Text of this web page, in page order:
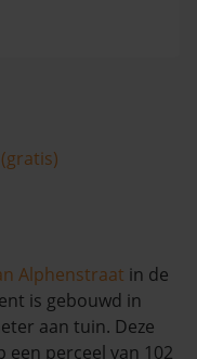
Alphenstraat in de
is gebouwd in
aan tuin. Deze
perceel van 102